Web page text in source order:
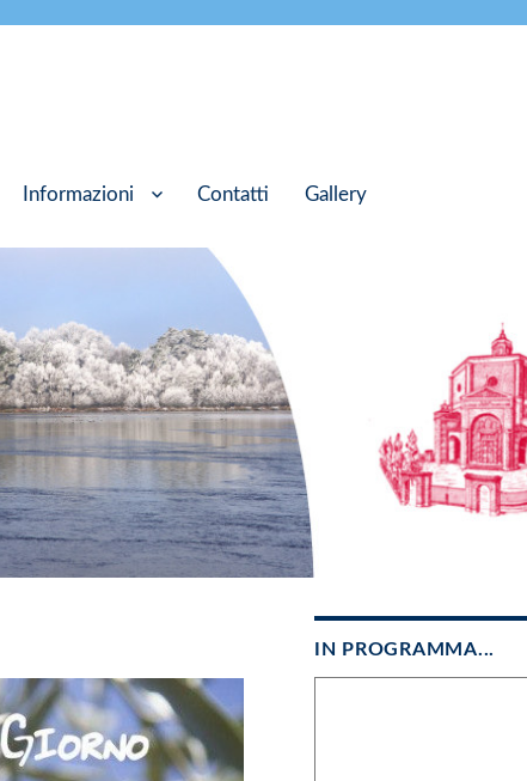
Informazioni Contatti Gallery
IN PROGRAMMA...